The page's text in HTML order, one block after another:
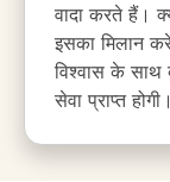
वादा करते हैं।
इसका मिलान
विश्वास के
सेवा प्राप्त होगी।